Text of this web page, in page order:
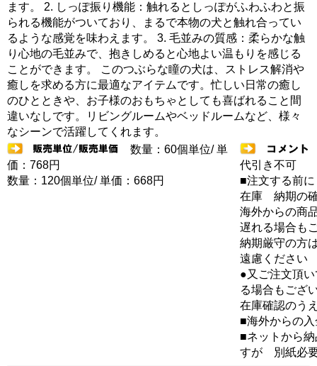
ます。 2. しっぽ振り機能：触れるとしっぽがふわふわと振
られる機能がついており、まるで本物の犬と触れ合ってい
るような感覚を味わえます。 3. 毛並みの質感：柔らかな触
り心地の毛並みで、抱きしめると心地よい温もりを感じる
ことができます。 このつぶらな瞳の犬は、ストレス解消や
癒しを求める方に最適なアイテムです。忙しい日常の癒し
のひとときや、お子様のおもちゃとしても喜ばれること間
違いなしです。リビングルームやベッドルームなど、様々
なシーンで活躍してくれます。
数量：60個単位/ 単
価：768円
数量：120個単位/ 単価：668円
代引き不可
■注文する前に
在庫 納期の
海外からの商
遅れる場合も
納期厳守の方
遠慮ください
●又ご注文頂
る場合もござ
在庫確認のう
■海外からの
■ネットから
すが 別紙必